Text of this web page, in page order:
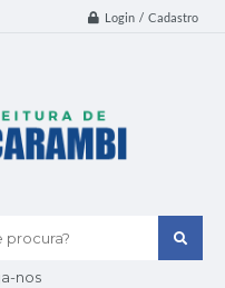
Login / Cadastro
nos